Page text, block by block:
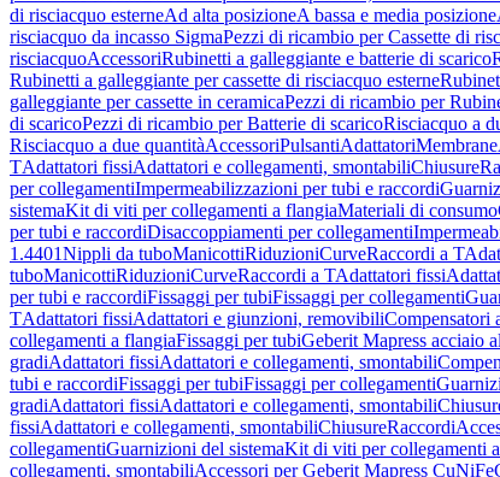
di risciacquo esterneAd alta posizioneA bassa e media posizione
risciacquo da incasso SigmaPezzi di ricambio per Cassette di
risciacquoAccessoriRubinetti a galleggiante e batterie di scarico
Rubinetti a galleggiante per cassette di risciacquo esterne
galleggiante per cassette in ceramicaPezzi di ricambio per
di scaricoPezzi di ricambio per Batterie di scaricoRisciacquo a
Risciacquo a due quantitàAccessoriPulsantiAdattatoriMembrane
TAdattatori fissiAdattatori e collegamenti, smontabiliChiusure
per collegamentiImpermeabilizzazioni per tubi e raccordi
sistemaKit di viti per collegamenti a flangiaMateriali di consumo
per tubi e raccordiDisaccoppiamenti per collegamenti
1.4401Nippli da tuboManicottiRiduzioniCurveRaccordi a T
tuboManicottiRiduzioniCurveRaccordi a TAdattatori fissi
per tubi e raccordiFissaggi per tubiFissaggi per collegamenti
TAdattatori fissiAdattatori e giunzioni, removibiliCompensatori
collegamenti a flangiaFissaggi per tubiGeberit Mapress acciaio
gradiAdattatori fissiAdattatori e collegamenti, smontabili
tubi e raccordiFissaggi per tubiFissaggi per collegamenti
gradiAdattatori fissiAdattatori e collegamenti, smontabili
fissiAdattatori e collegamenti, smontabiliChiusureRaccordi
collegamentiGuarnizioni del sistemaKit di viti per collegamenti
collegamenti, smontabiliAccessori per Geberit Mapress CuNiFe